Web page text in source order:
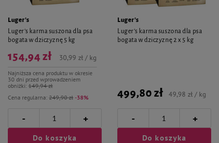
Luger's
Luger’s karma suszona dla psa
bogata w dziczyznę 5 kg
Cena regularna: 249,90 zł -38%
154,94 zł
Najniższa cena produktu w okresie
30 dni przed wprowadzeniem
obniżki: 149,94 zł
30,99 zł / kg
- +
Do koszyka
Luger's
Luger’s karma suszona dla psa
bogata w dziczyznę 2 x 5 kg
499,80 zł 49,98 zł / kg
- +
Do koszyka